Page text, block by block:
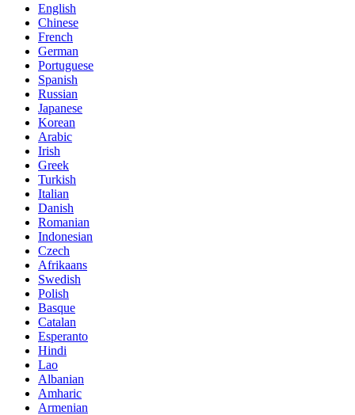
English
Chinese
French
German
Portuguese
Spanish
Russian
Japanese
Korean
Arabic
Irish
Greek
Turkish
Italian
Danish
Romanian
Indonesian
Czech
Afrikaans
Swedish
Polish
Basque
Catalan
Esperanto
Hindi
Lao
Albanian
Amharic
Armenian